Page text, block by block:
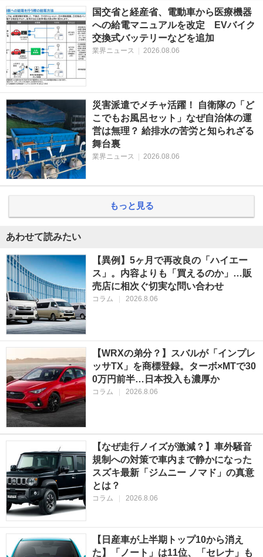
国交省と経産省、電動車から医療機器
への給電マニュアルを改定 EVバイク
交換式バッテリーなどを追加
業界ニュース 2026.08.06
災害派遣でメチャ活躍！ 自衛隊の「ど
こでもお風呂セット」なぜ自治体の運
営は無理？ 給排水の苦労と知られざる
舞台裏
業界ニュース 2026.08.06
もっと見る
あわせて読みたい
【異例】5ヶ月で再改良の「ハイエー
ス」。内容よりも「買えるのか」…販
売店に相次ぐ切実な問い合わせ
コラム 2026.8.06
【WRXの弟分？】スバルが「インプレ
ッサTX」を商標登録。ターボ×MTで30
0万円前半…日本投入も濃厚か
コラム 2026.8.06
【なぜ走行ノイズが激減？】車外騒音
規制への対策で車内まで静かになった
スズキ最新「ジムニー ノマド」の真意
とは？
コラム 2026.8.06
【日産車が上半期トップ10から消え
た】「ノート」は11位、「セレナ」も